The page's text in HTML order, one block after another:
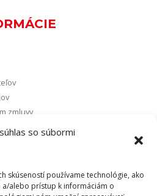
so súbormi
skúseností používame technológie, ako
a/alebo prístup k informáciám o
zmluvy